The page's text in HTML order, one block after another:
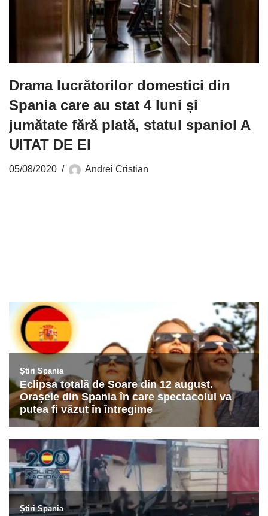
Drama lucrătorilor domestici din
Spania care au stat 4 luni și
jumătate fără plată, statul spaniol A
UITAT DE EI
05/08/2020 Andrei Cristian